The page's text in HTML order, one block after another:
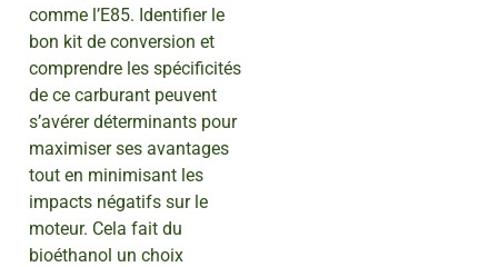
comme l’E85. Identifier le
bon kit de conversion et
comprendre les spécificités
de ce carburant peuvent
s’avérer déterminants pour
maximiser ses avantages
tout en minimisant les
impacts négatifs sur le
moteur. Cela fait du
bioéthanol un choix